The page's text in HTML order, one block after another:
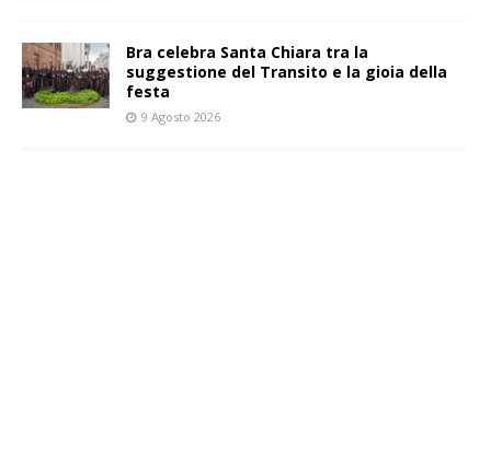
Bra celebra Santa Chiara tra la
suggestione del Transito e la gioia della
festa
9 Agosto 2026